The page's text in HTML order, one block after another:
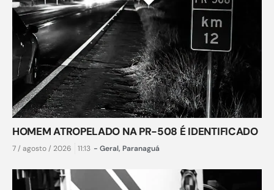
HOMEM ATROPELADO NA PR-508 É IDENTIFICADO
7 / agosto / 2026 11:13 - Geral, Paranaguá